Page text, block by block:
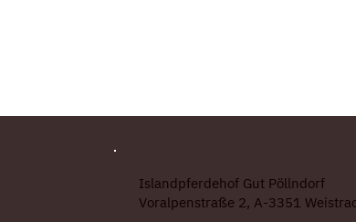
Islandpferdehof Gut Pöllndorf
Voralpenstraße 2, A-3351